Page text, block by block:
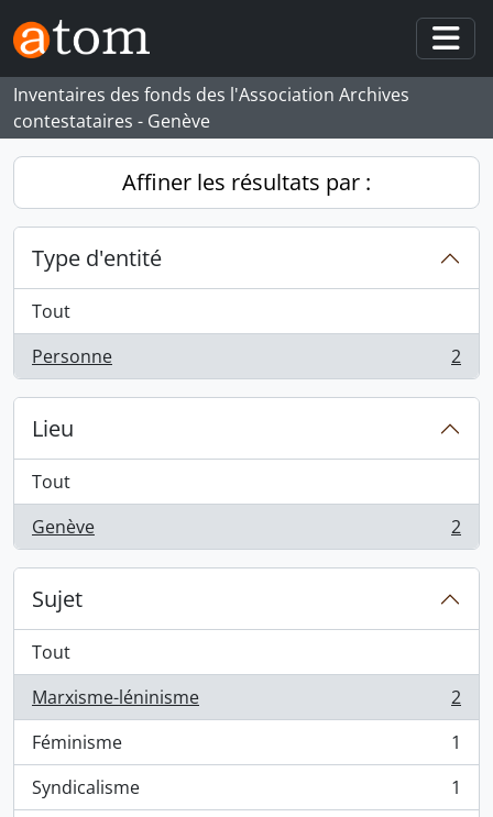
Skip to main content
Inventaires des fonds des l'Association Archives
contestataires - Genève
Affiner les résultats par :
Type d'entité
Tout
Personne
, 2 résultats 2
Lieu
Tout
Genève
, 2 résultats 2
Sujet
Tout
Marxisme-léninisme
, 2 résultats
2
Féminisme
, 1 résultats
1
Syndicalisme
, 1 résultats
1